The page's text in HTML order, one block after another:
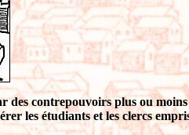
des contrepouvoirs plus ou
les étudiants et les clercs